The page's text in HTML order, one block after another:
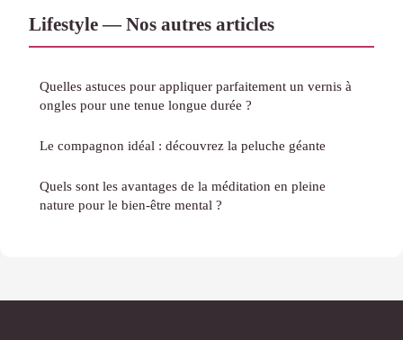
Lifestyle — Nos autres articles
Quelles astuces pour appliquer parfaitement un vernis à
ongles pour une tenue longue durée ?
Le compagnon idéal : découvrez la peluche géante
Quels sont les avantages de la méditation en pleine
nature pour le bien-être mental ?